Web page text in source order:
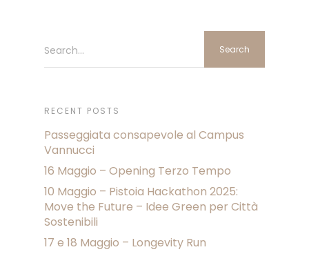
Search...
RECENT POSTS
Passeggiata consapevole al Campus
Vannucci
16 Maggio – Opening Terzo Tempo
10 Maggio – Pistoia Hackathon 2025:
Move the Future – Idee Green per Città
Sostenibili
17 e 18 Maggio – Longevity Run